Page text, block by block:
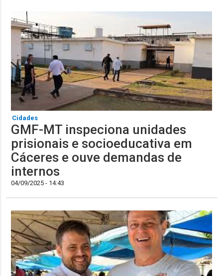
Cidades
GMF-MT inspeciona unidades
prisionais e socioeducativa em
Cáceres e ouve demandas de
internos
04/09/2025 - 14:43